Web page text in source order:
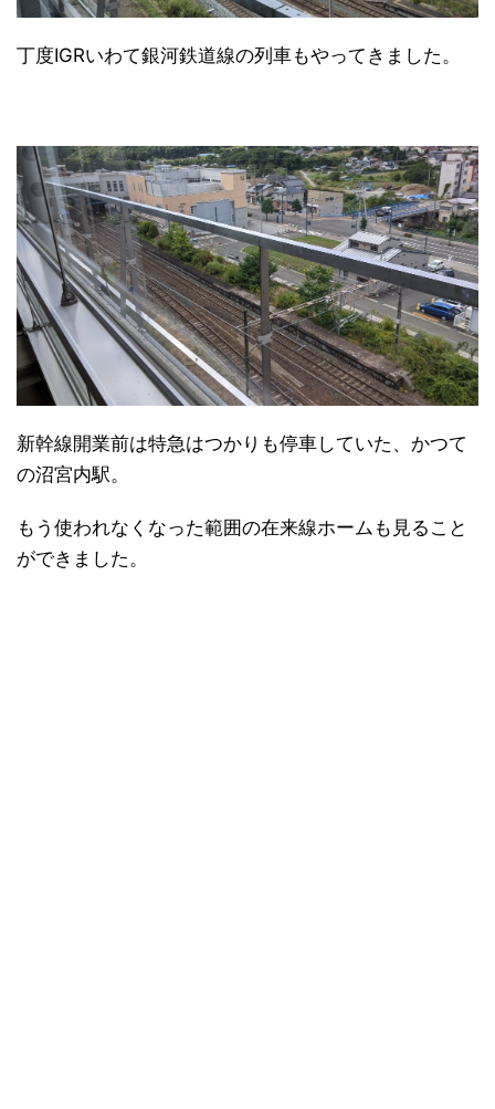
丁度IGRいわて銀河鉄道線の列車もやってきました。
新幹線開業前は特急はつかりも停車していた、かつて
の沼宮内駅。
もう使われなくなった範囲の在来線ホームも見ること
ができました。